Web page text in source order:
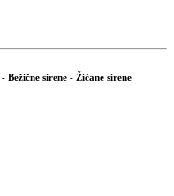
- Bežične sirene - Žičane sirene